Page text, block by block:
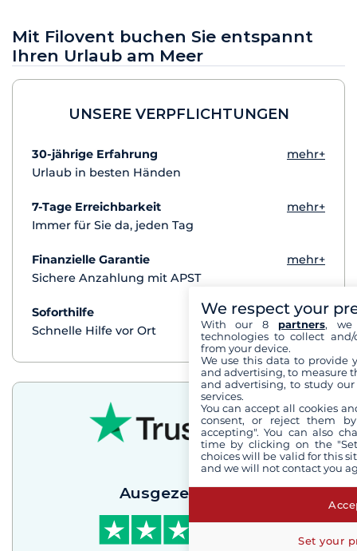
Mit Filovent buchen Sie entspannt
Ihren Urlaub am Meer
UNSERE VERPFLICHTUNGEN
30-jährige Erfahrung
mehr+
Urlaub in besten Händen
7-Tage Erreichbarkeit
mehr+
Immer für Sie da, jeden Tag
Finanzielle Garantie
mehr+
Sichere Anzahlung mit APST
Soforthilfe
mehr+
Schnelle Hilfe vor Ort
Ausgezeichnet
We respect your
With our 8 partners, we
technologies to collect
from your device.
We use this data to provide
and advertising, to measure
and advertising, to study
services.
You can accept all cookies
consent, or reject them
accepting". You can also
time by clicking on the
choices will be valid for this
and we will not contact you
Set your